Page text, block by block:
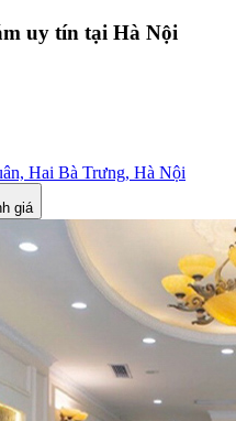
uy tín tại Hà Nội
Hai Bà Trưng, Hà Nội
giá